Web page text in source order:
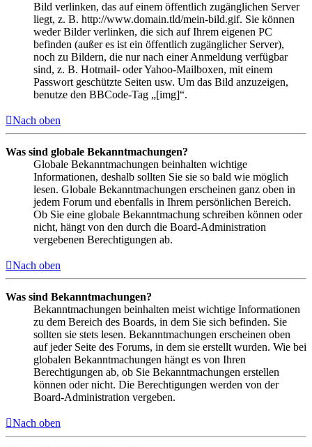
Bild verlinken, das auf einem öffentlich zugänglichen Server
liegt, z. B. http://www.domain.tld/mein-bild.gif. Sie können
weder Bilder verlinken, die sich auf Ihrem eigenen PC
befinden (außer es ist ein öffentlich zugänglicher Server),
noch zu Bildern, die nur nach einer Anmeldung verfügbar
sind, z. B. Hotmail- oder Yahoo-Mailboxen, mit einem
Passwort geschützte Seiten usw. Um das Bild anzuzeigen,
benutze den BBCode-Tag „[img]“.
Nach oben
Was sind globale Bekanntmachungen?
Globale Bekanntmachungen beinhalten wichtige
Informationen, deshalb sollten Sie sie so bald wie möglich
lesen. Globale Bekanntmachungen erscheinen ganz oben in
jedem Forum und ebenfalls in Ihrem persönlichen Bereich.
Ob Sie eine globale Bekanntmachung schreiben können oder
nicht, hängt von den durch die Board-Administration
vergebenen Berechtigungen ab.
Nach oben
Was sind Bekanntmachungen?
Bekanntmachungen beinhalten meist wichtige Informationen
zu dem Bereich des Boards, in dem Sie sich befinden. Sie
sollten sie stets lesen. Bekanntmachungen erscheinen oben
auf jeder Seite des Forums, in dem sie erstellt wurden. Wie bei
globalen Bekanntmachungen hängt es von Ihren
Berechtigungen ab, ob Sie Bekanntmachungen erstellen
können oder nicht. Die Berechtigungen werden von der
Board-Administration vergeben.
Nach oben